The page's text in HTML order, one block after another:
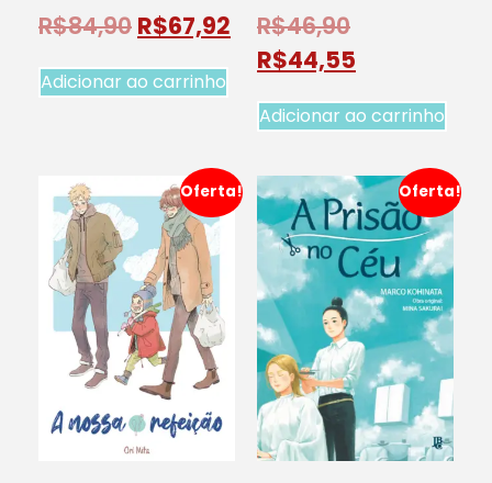
R$84,90 R$67,92
Adicionar ao carrinho
R$46,90
R$44,55
Adicionar ao carrinho
Oferta! Oferta!